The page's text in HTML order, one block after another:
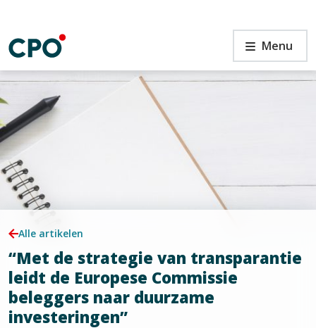
de
inhoud
“Met
de
strategie
transparantie
leidt
de
Europese
Commissie
beleggers
naar
duurzame
investeringen”
Menu
Alle artikelen
“Met de strategie van transparantie
leidt de Europese Commissie
beleggers naar duurzame
investeringen”